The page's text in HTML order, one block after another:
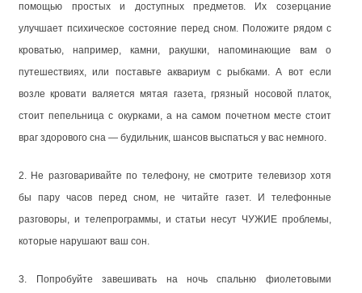
помощью простых и доступных предметов. Их созерцание
улучшает психическое состояние перед сном. Положите рядом с
кроватью, например, камни, ракушки, напоминающие вам о
путешествиях, или поставьте аквариум с рыбками. А вот если
возле кровати валяется мятая газета, грязный носовой платок,
стоит пепельница с окурками, а на самом почетном месте стоит
враг здорового сна — будильник, шансов выспаться у вас немного.
2. Не разговаривайте по телефону, не смотрите телевизор хотя
бы пару часов перед сном, не читайте газет. И телефонные
разговоры, и телепрограммы, и статьи несут ЧУЖИЕ проблемы,
которые нарушают ваш сон.
3. Попробуйте завешивать на ночь спальню фиолетовыми